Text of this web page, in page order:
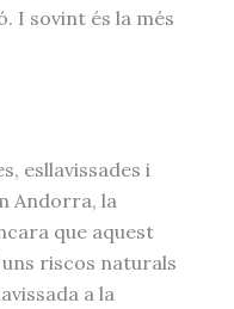
I sovint és la més
esllavissades i
Andorra, la
que aquest
riscos naturals
a la